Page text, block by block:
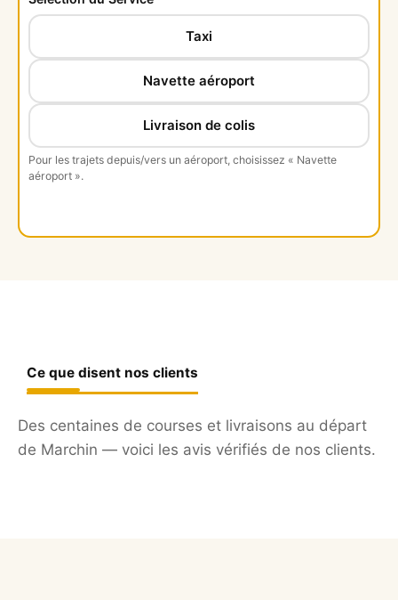
Taxi
Navette aéroport
Livraison de colis
Pour les trajets depuis/vers un aéroport, choisissez « Navette
aéroport ».
Ce que disent nos clients
Des centaines de courses et livraisons au départ
de Marchin — voici les avis vérifiés de nos clients.